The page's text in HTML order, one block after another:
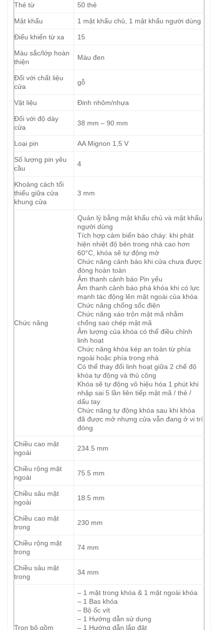
Thẻ từ 50 thẻ
Mật khẩu 1 mật khẩu chủ, 1 mật khẩu người dùng
Điểu khiển từ xa 15
Màu sắc/lớp hoàn
thiện
Màu đen
Đối với chất liệu
cửa
gỗ
Vật liệu Đinh nhôm/nhựa
Đối với độ dày
cửa
38 mm – 90 mm
Loại pin AA Mignon 1,5 V
Số lượng pin yêu
cầu
4
Khoảng cách tối
thiểu giữa cửa
khung cửa
3 mm
Chức năng
Quản lý bằng mật khẩu chủ và mật khẩu
người dùng
Tích hợp cảm biến báo cháy: khi phát
hiện nhiệt độ bên trong nhà cao hơn
60°C, khóa sẽ tự động mở
Chức năng cảnh báo khi cửa chưa được
đóng hoàn toàn
Âm thanh cảnh báo Pin yếu
Âm thanh cảnh báo phá khóa khi có lực
mạnh tác động lên mặt ngoài của khóa
Chức năng chống sốc điện
Chức năng xáo trộn mật mã nhằm
chống sao chép mật mã
Âm lượng của khóa có thể điều chỉnh
linh hoạt
Chức năng khóa kép an toàn từ phía
ngoài hoặc phía trong nhà
Có thể thay đổi linh hoạt giữa 2 chế độ
khóa tự động và thủ công
Khóa sẽ tự động vô hiệu hóa 1 phút khi
nhập sai 5 lần liên tiếp mật mã / thẻ /
dấu tay
Chức năng tự động khóa sau khi khóa
đã được mở nhưng cửa vẫn đang ở vị trí
đóng
Chiều cao mặt
ngoài
234.5 mm
Chiều rộng mặt
ngoài
75.5 mm
Chiều sâu mặt
ngoài
18.5 mm
Chiều cao mặt
trong
230 mm
Chiều rộng mặt
trong
74 mm
Chiều sâu mặt
trong
34 mm
Trọn bộ gồm
– 1 mặt trong khóa & 1 mặt ngoài khóa
– 1 Bas khóa
– Bộ ốc vít
– 1 Hướng dẫn sử dụng
– 1 Hướng dẫn lắp đặt